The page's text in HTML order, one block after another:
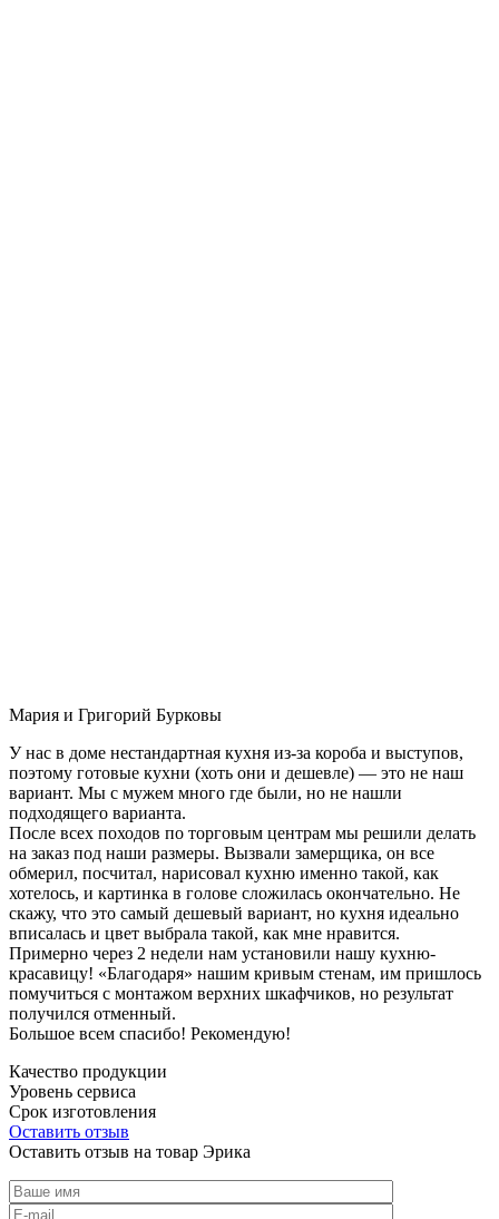
Мария и Григорий Бурковы
У нас в доме нестандартная кухня из-за короба и выступов,
поэтому готовые кухни (хоть они и дешевле) — это не наш
вариант. Мы с мужем много где были, но не нашли
подходящего варианта.
После всех походов по торговым центрам мы решили делать
на заказ под наши размеры. Вызвали замерщика, он все
обмерил, посчитал, нарисовал кухню именно такой, как
хотелось, и картинка в голове сложилась окончательно. Не
скажу, что это самый дешевый вариант, но кухня идеально
вписалась и цвет выбрала такой, как мне нравится.
Примерно через 2 недели нам установили нашу кухню-
красавицу! «Благодаря» нашим кривым стенам, им пришлось
помучиться с монтажом верхних шкафчиков, но результат
получился отменный.
Большое всем спасибо! Рекомендую!
Качество продукции
Уровень сервиса
Срок изготовления
Оставить отзыв
Оставить отзыв на товар Эрика